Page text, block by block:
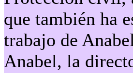
que también ha
trabajo de
Anabel, la